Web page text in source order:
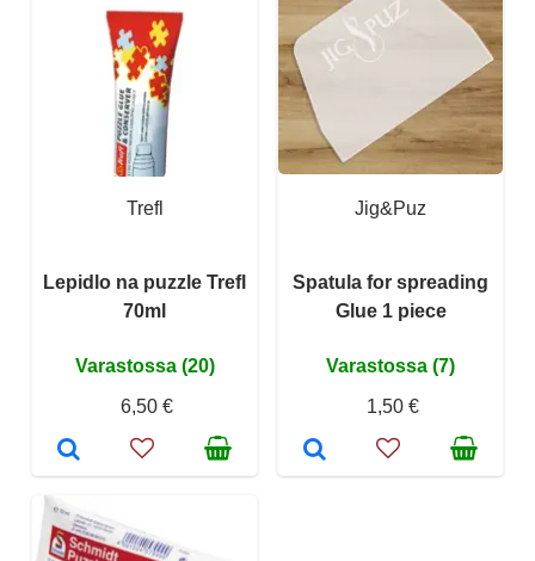
Trefl
Lepidlo na puzzle Trefl
70ml
Varastossa (20)
6,50 €
Jig&Puz
Spatula for spreading
Glue 1 piece
Varastossa (7)
1,50 €